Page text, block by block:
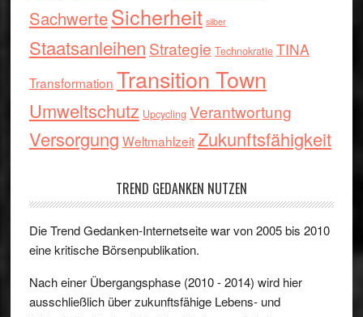
SachwerteSicherheit silber
Staatsanleihen Strategie Technokratie TINA
Transformation Transition Town
Umweltschutz Upcycling Verantwortung
Versorgung WeltmahlzeitZukunftsfähigkeit
TREND GEDANKEN NUTZEN
Die Trend Gedanken-Internetseite war von 2005 bis 2010
eine kritische Börsenpublikation.
Nach einer Übergangsphase (2010 - 2014) wird hier
ausschließlich über zukunftsfähige Lebens- und